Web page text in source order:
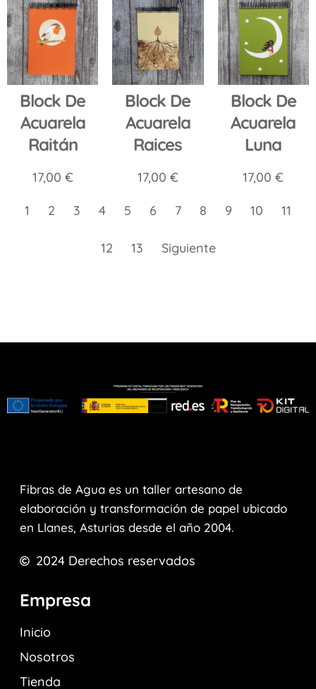
Block De
Acuarela
Raitán
17,00 €
Block De
Acuarela
Raices
17,00 €
Block De
Acuarela
Luna
17,00€
1 2 3 4 5 6 7 8 9 10 11
12 13 Siguiente
Fibras de Agua es un taller artesano de
elaboración y transformación de papel ubicado
en Llanes, Asturias desde el año 2004.
2024 Derechos reservados
Empresa
Inicio
Nosotros
Tienda